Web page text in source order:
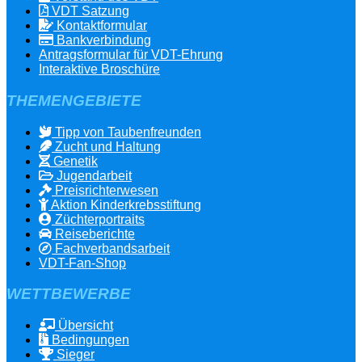
VDT Satzung
Kontaktformular
Bankverbindung
Antragsformular für VDT-Ehrung
Interaktive Broschüre
THEMENGEBIETE
Tipp von Taubenfreunden
Zucht und Haltung
Genetik
Jugendarbeit
Preisrichterwesen
Aktion Kinderkrebsstiftung
Züchterportraits
Reiseberichte
Fachverbandsarbeit
VDT-Fan-Shop
WETTBEWERBE
Übersicht
Bedingungen
Sieger